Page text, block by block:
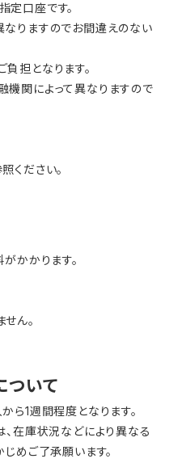
口座です。
りますのでお間違えのない
担となります。
関によって異なりますので
ください。
かかります。
ん。
ついて
ら1週間程度となります。
、在庫状況などにより異なる
めご了承願います。